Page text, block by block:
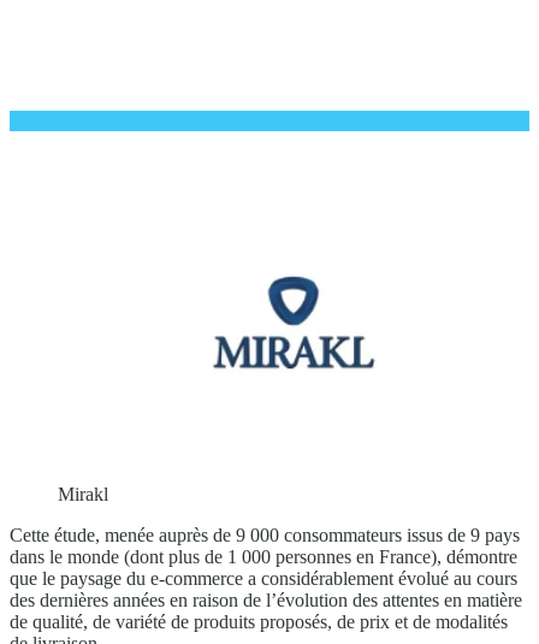
Mirakl
Cette étude, menée auprès de 9 000 consommateurs issus de 9 pays
dans le monde (dont plus de 1 000 personnes en France), démontre
que le paysage du e-commerce a considérablement évolué au cours
des dernières années en raison de l’évolution des attentes en matière
de qualité, de variété de produits proposés, de prix et de modalités